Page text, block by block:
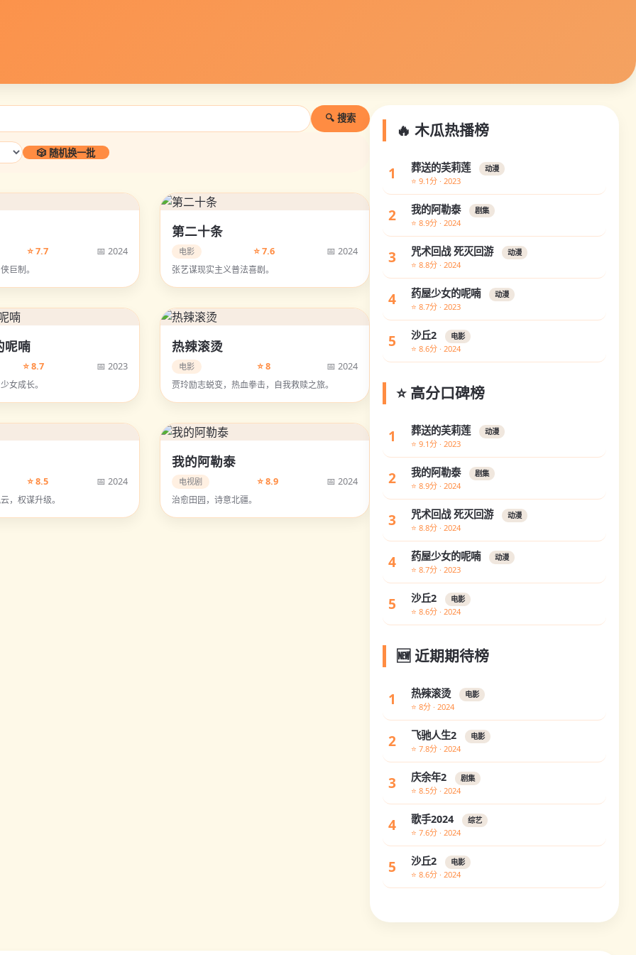
🔍 搜索
🎲 随机换一批
⭐ 7.7 📅 2024
巨制。
第二十条
电影 ⭐ 7.6 📅 2024
张艺谋现实主义普法喜剧。
呢喃
⭐ 8.7 📅 2023
女成长。
热辣滚烫
电影 ⭐ 8 📅 2024
贾玲励志蜕变，热血拳击，自我救赎之旅。
⭐ 8.5 📅 2024
，权谋升级。
我的阿勒泰
电视剧 ⭐ 8.9 📅 2024
治愈田园，诗意北疆。
🔥 木瓜热播榜
1 葬送的芙莉莲 动漫
⭐ 9.1分 · 2023
2 我的阿勒泰 剧集
⭐ 8.9分 · 2024
3 咒术回战 死灭回游 动漫
⭐ 8.8分 · 2024
4 药屋少女的呢喃 动漫
⭐ 8.7分 · 2023
5 沙丘2 电影
⭐ 8.6分 · 2024
⭐ 高分口碑榜
1 葬送的芙莉莲 动漫
⭐ 9.1分 · 2023
2 我的阿勒泰 剧集
⭐ 8.9分 · 2024
3 咒术回战 死灭回游 动漫
⭐ 8.8分 · 2024
4 药屋少女的呢喃 动漫
⭐ 8.7分 · 2023
5 沙丘2 电影
⭐ 8.6分 · 2024
🆕 近期期待榜
1 热辣滚烫 电影
⭐ 8分 · 2024
2 飞驰人生2 电影
⭐ 7.8分 · 2024
3 庆余年2 剧集
⭐ 8.5分 · 2024
4 歌手2024 综艺
⭐ 7.6分 · 2024
5 沙丘2 电影
⭐ 8.6分 · 2024